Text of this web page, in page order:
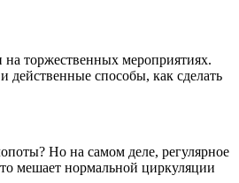
торжественных мероприятиях.
действенные способы, как сделать
Но на самом деле, регулярное
мешает нормальной циркуляции